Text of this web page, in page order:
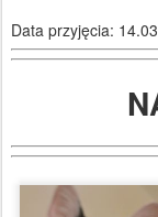
Data przyjęcia: